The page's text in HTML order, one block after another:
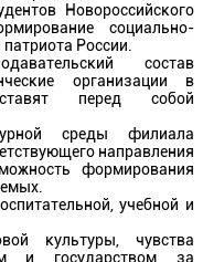
Новороссийского
социально-
России.
состав
организации в
ставят перед собой
среды филиала
направления
формирования
учебной и
культуры, чувства
и государством за